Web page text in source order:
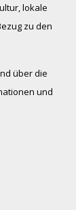
lokale
zu den
über die
und